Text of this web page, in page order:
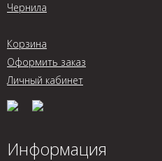
Чернила
Корзина
Оформить заказ
Личный кабинет
Информация